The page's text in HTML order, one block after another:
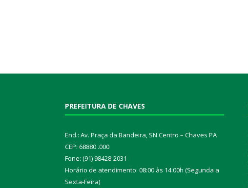
PREFEITURA DE CHAVES
End.: Av. Praça da Bandeira, SN Centro – Chaves PA
CEP: 68880 .000
Fone: (91) 98428-2031
Horário de atendimento: 08:00 às 14:00h (Segunda a
Sexta-Feira)